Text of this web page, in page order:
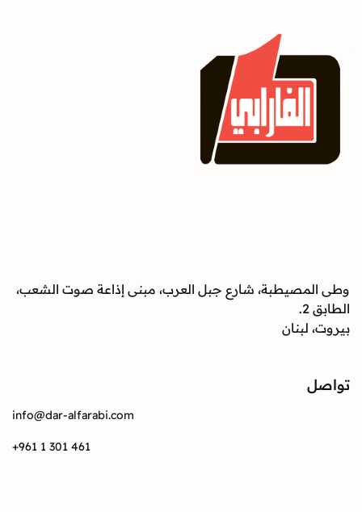
وطى المصيطبة، شارع جبل العرب، مبنى إذاعة صوت الشعب،
الطابق 2.
بيروت، لبنان
تواصل
info@dar-alfarabi.com
+961 1 301 461